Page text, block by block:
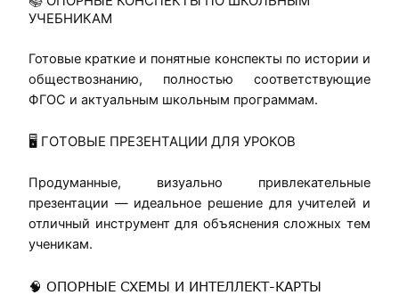
УЧЕБНИКАМ
Готовые краткие и понятные конспекты по истории и
обществознанию, полностью соответствующие
ФГОС и актуальным школьным программам.
🖥️ ГОТОВЫЕ ПРЕЗЕНТАЦИИ ДЛЯ УРОКОВ
Продуманные, визуально привлекательные
презентации — идеальное решение для учителей и
отличный инструмент для объяснения сложных тем
ученикам.
🧠 ОПОРНЫЕ СХЕМЫ И ИНТЕЛЛЕКТ-КАРТЫ